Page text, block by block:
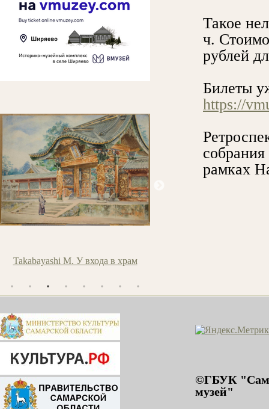
Takabayashi M. У входа в храм
Такое
ч.
рублей
Билеты
https://
собрания
рамках
©ГБУК
музей"